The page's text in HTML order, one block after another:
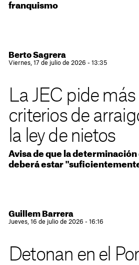
franquismo
Berto Sagrera
Viernes, 17 de julio de 2026 - 13:35
La JEC pide
criterios de
la ley de nietos
Avisa de que la
deberá estar
Guillem Barrera
Jueves, 16 de julio de 2026 - 16:16
Detonan en el